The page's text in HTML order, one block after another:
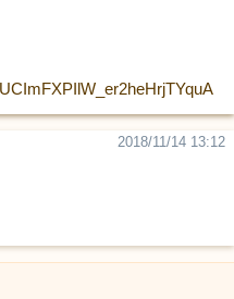
2018/11/14 13:12